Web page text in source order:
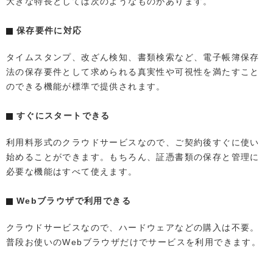
保存要件に対応
タイムスタンプ、改ざん検知、書類検索など、電子帳簿保存
法の保存要件として求められる真実性や可視性を満たすこと
のできる機能が標準で提供されます。
すぐにスタートできる
利用料形式のクラウドサービスなので、ご契約後すぐに使い
始めることができます。もちろん、証憑書類の保存と管理に
必要な機能はすべて使えます。
Webブラウザで利用できる
クラウドサービスなので、ハードウェアなどの購入は不要。
普段お使いのWebブラウザだけでサービスを利用できます。